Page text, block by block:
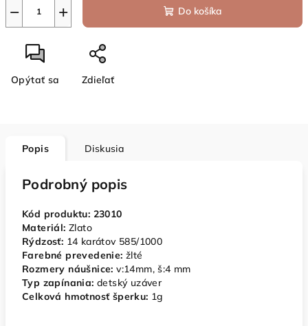
+
− Do košíka
Opýtať sa Zdieľať
Popis Diskusia
Podrobný popis
Kód produktu: 23010
Materiál: Zlato
Rýdzosť: 14 karátov 585/1000
Farebné prevedenie: žlté
Rozmery náušnice: v:14mm, š:4 mm
Typ zapínania: detský uzáver
Celková hmotnosť šperku: 1g